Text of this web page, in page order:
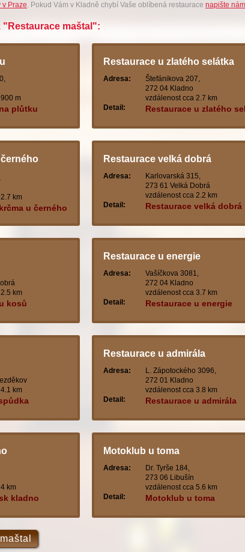
v Praze. Pokud Vám v Kladně chybí Vaše oblíbená restaurace napište nám
"Restaurace maštal":
m
plůtku
Restaurace u zlatého selátka
Adresa:
Štefánikova 207,
272 04 Kladno
vzdálenost cca 2.7 km
Detail:
Restaurace u zlatého
km
u černého
Restaurace velká dobrá
Adresa:
Karlovarská 315,
273 61 Velká Dobrá
vzdálenost cca 2.2 km
Detail:
Restaurace velká dobrá
km
kosů
Restaurace u energie
Adresa:
Vašíčkova 3081,
272 04 Kladno
vzdálenost cca 3.7 km
Detail:
Restaurace u energie
km
Restaurace u admirála
Adresa:
L. Zápotockého 3096,
272 01 Kladno
vzdálenost cca 3.8 km
Detail:
Restaurace u admirála
km
kladno
Motoklub u toma
Adresa:
Dr. Tyrše 184,
273 06 Libušín
vzdálenost cca 5.6 km
Detail:
Motoklub u toma